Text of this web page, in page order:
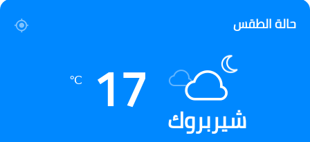
حالة الطقس
شيربروك 17
℃